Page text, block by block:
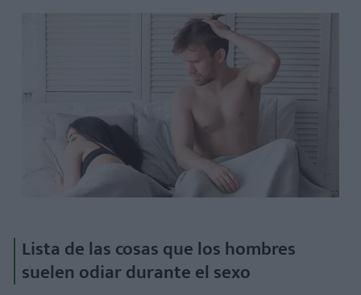
Lista de las cosas que los hombres
suelen odiar durante el sexo